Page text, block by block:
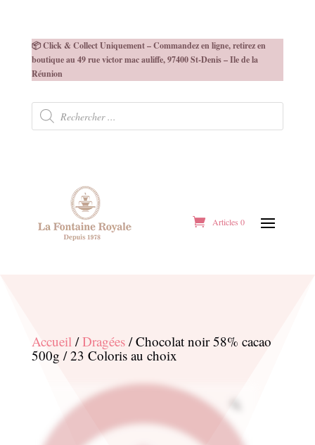
📦 Click & Collect Uniquement – Commandez en ligne, retirez en
boutique au 49 rue victor mac auliffe, 97400 St-Denis – Ile de la
Réunion
Recherche
produits
Articles 0
Accueil/Dragées/ Chocolat noir 58% cacao
500g / 23 Coloris au choix